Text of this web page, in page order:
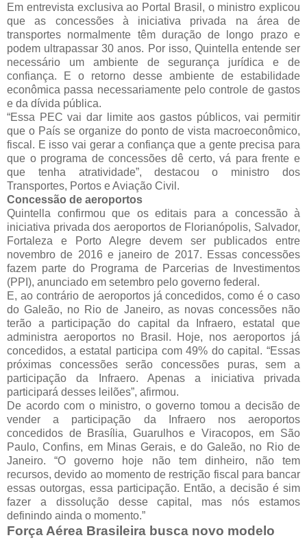
Em entrevista exclusiva ao Portal Brasil, o ministro explicou
que as concessões à iniciativa privada na área de
transportes normalmente têm duração de longo prazo e
podem ultrapassar 30 anos. Por isso, Quintella entende ser
necessário um ambiente de segurança jurídica e de
confiança. E o retorno desse ambiente de estabilidade
econômica passa necessariamente pelo controle de gastos
e da dívida pública.
“Essa PEC vai dar limite aos gastos públicos, vai permitir
que o País se organize do ponto de vista macroeconômico,
fiscal. E isso vai gerar a confiança que a gente precisa para
que o programa de concessões dê certo, vá para frente e
que tenha atratividade”, destacou o ministro dos
Transportes, Portos e Aviação Civil.
Concessão de aeroportos
Quintella confirmou que os editais para a concessão à
iniciativa privada dos aeroportos de Florianópolis, Salvador,
Fortaleza e Porto Alegre devem ser publicados entre
novembro de 2016 e janeiro de 2017. Essas concessões
fazem parte do Programa de Parcerias de Investimentos
(PPI), anunciado em setembro pelo governo federal.
E, ao contrário de aeroportos já concedidos, como é o caso
do Galeão, no Rio de Janeiro, as novas concessões não
terão a participação do capital da Infraero, estatal que
administra aeroportos no Brasil. Hoje, nos aeroportos já
concedidos, a estatal participa com 49% do capital. “Essas
próximas concessões serão concessões puras, sem a
participação da Infraero. Apenas a iniciativa privada
participará desses leilões”, afirmou.
De acordo com o ministro, o governo tomou a decisão de
vender a participação da Infraero nos aeroportos
concedidos de Brasília, Guarulhos e Viracopos, em São
Paulo, Confins, em Minas Gerais, e do Galeão, no Rio de
Janeiro. “O governo hoje não tem dinheiro, não tem
recursos, devido ao momento de restrição fiscal para bancar
essas outorgas, essa participação. Então, a decisão é sim
fazer a dissolução desse capital, mas nós estamos
definindo ainda o momento.”
Força Aérea Brasileira busca novo modelo